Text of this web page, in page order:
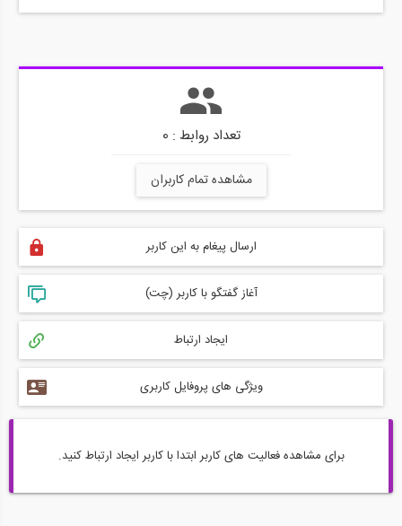
تعداد روابط : 0
مشاهده تمام کاربران
ارسال پیغام به این کاربر
آغاز گفتگو با کاربر (چت)
ایجاد ارتباط
ویژگی های پروفایل کاربری
برای مشاهده فعالیت های کاربر ابتدا با کاربر ایجاد ارتباط کنید.